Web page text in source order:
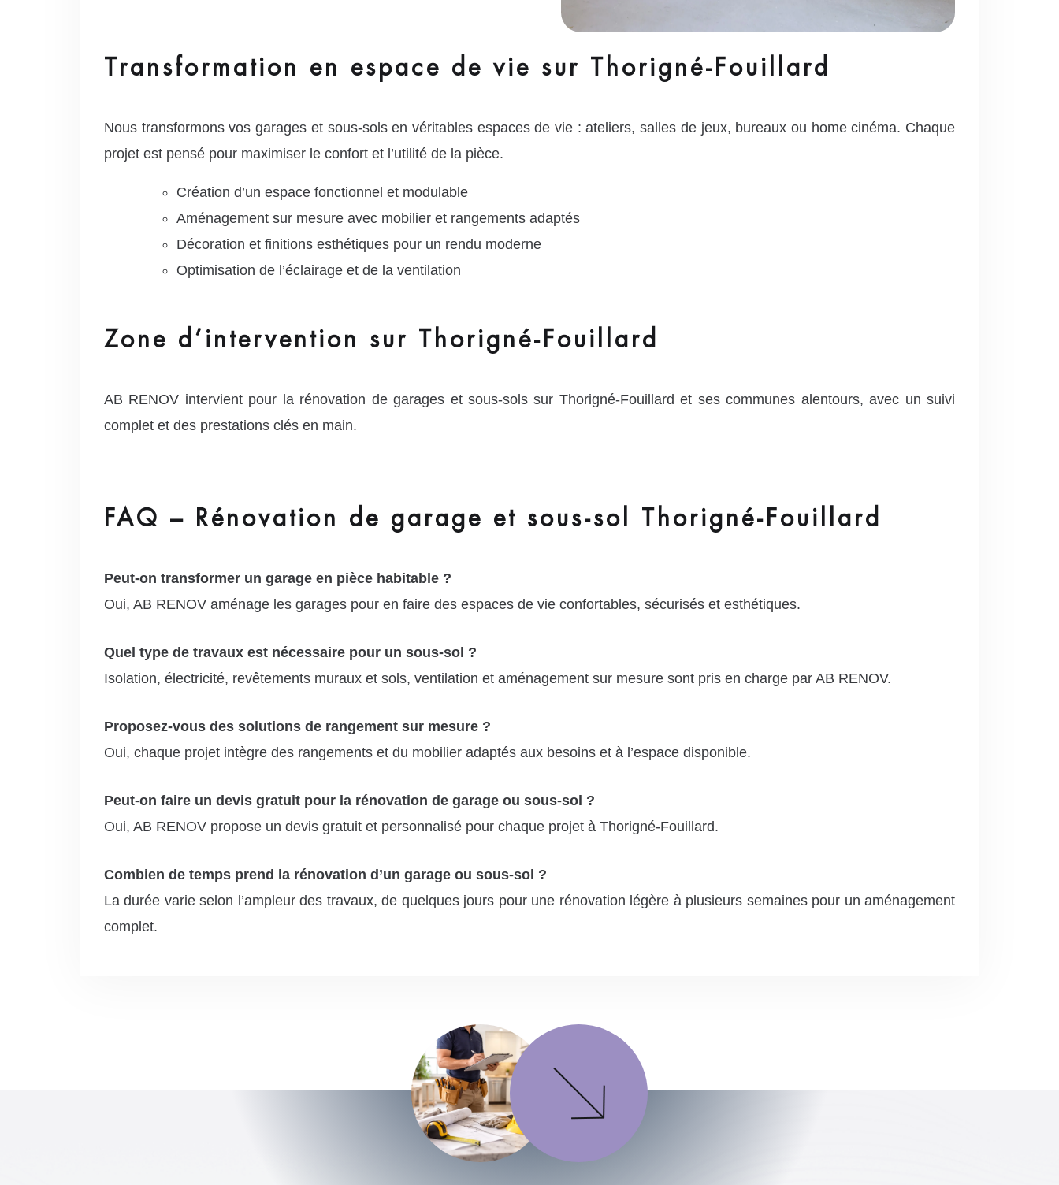
Transformation en espace de vie sur Thorigné-Fouillard
Nous transformons vos garages et sous-sols en véritables espaces de vie : ateliers, salles de jeux, bureaux ou home cinéma. Chaque
projet est pensé pour maximiser le confort et l’utilité de la pièce.
Création d’un espace fonctionnel et modulable
Aménagement sur mesure avec mobilier et rangements adaptés
Décoration et finitions esthétiques pour un rendu moderne
Optimisation de l’éclairage et de la ventilation
Zone d’intervention sur Thorigné-Fouillard
AB RENOV intervient pour la rénovation de garages et sous-sols sur Thorigné-Fouillard et ses communes alentours, avec un suivi
complet et des prestations clés en main.
FAQ – Rénovation de garage et sous-sol Thorigné-Fouillard
Peut-on transformer un garage en pièce habitable ?
Oui, AB RENOV aménage les garages pour en faire des espaces de vie confortables, sécurisés et esthétiques.
Quel type de travaux est nécessaire pour un sous-sol ?
Isolation, électricité, revêtements muraux et sols, ventilation et aménagement sur mesure sont pris en charge par AB RENOV.
Proposez-vous des solutions de rangement sur mesure ?
Oui, chaque projet intègre des rangements et du mobilier adaptés aux besoins et à l’espace disponible.
Peut-on faire un devis gratuit pour la rénovation de garage ou sous-sol ?
Oui, AB RENOV propose un devis gratuit et personnalisé pour chaque projet à Thorigné-Fouillard.
Combien de temps prend la rénovation d’un garage ou sous-sol ?
La durée varie selon l’ampleur des travaux, de quelques jours pour une rénovation légère à plusieurs semaines pour un aménagement
complet.